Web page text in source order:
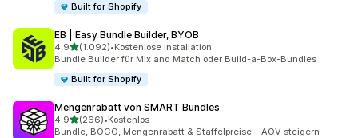
Built for Shopify
EB | Easy Bundle Builder, BYOB
4,9von 5 Sternen
(1.092)
1092 Rezensionen insgesamt
•Kostenlose Installation
Bundle Builder für Mix and Match oder Build-a-Box-Bundles
Built for Shopify
Mengenrabatt von SMART Bundles
4,9von 5 Sternen
(266)
266 Rezensionen insgesamt
•Kostenlos
Bundle, BOGO, Mengenrabatt & Staffelpreise – AOV steigern